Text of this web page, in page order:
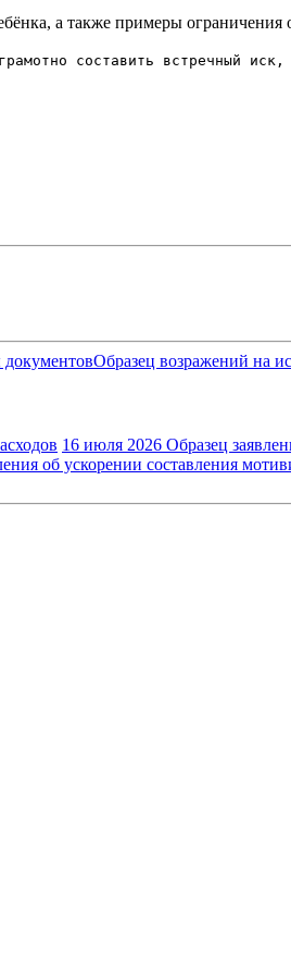
а также примеры
составить встречный
Образец возражений на
16 июля 2026 Образец
об ускорении составления